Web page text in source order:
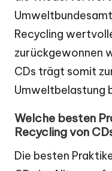
Recycling
zurückgewonnen
CDs trägt somit
Umweltbelastung
Welche besten
Recycling von
Die besten